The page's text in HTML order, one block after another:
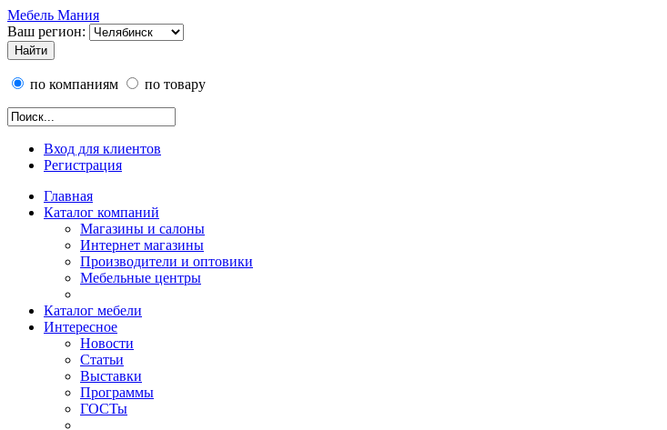
Мебель Мания
Ваш регион:
по компаниям по товару
Вход для клиентов
Регистрация
Главная
Каталог компаний
Магазины и салоны
Интернет магазины
Производители и оптовики
Мебельные центры
Каталог мебели
Интересное
Новости
Статьи
Выставки
Программы
ГОСТы